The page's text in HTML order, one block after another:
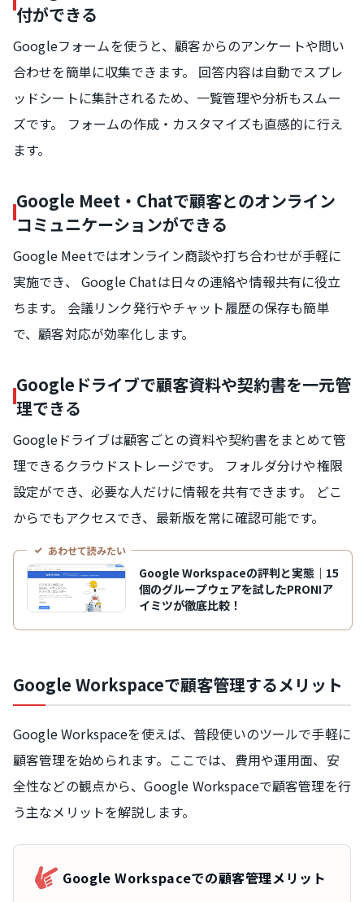
付ができる
Googleフォームを使うと、顧客からのアンケートや問い
合わせを簡単に収集できます。 回答内容は自動でスプレ
ッドシートに集計されるため、一覧管理や分析もスムー
ズです。 フォームの作成・カスタマイズも直感的に行え
ます。
Google Meet・Chatで顧客とのオンライン
コミュニケーションができる
Google Meetではオンライン商談や打ち合わせが手軽に
実施でき、 Google Chatは日々の連絡や情報共有に役立
ちます。 会議リンク発行やチャット履歴の保存も簡単
で、顧客対応が効率化します。
Googleドライブで顧客資料や契約書を一元管
理できる
Googleドライブは顧客ごとの資料や契約書をまとめて管
理できるクラウドストレージです。 フォルダ分けや権限
設定ができ、必要な人だけに情報を共有できます。 どこ
からでもアクセスでき、最新版を常に確認可能です。
あわせて読みたい
Google Workspaceの評判と実態｜15
個のグループウェアを試したPRONIア
イミツが徹底比較！
Google Workspaceで顧客管理するメリット
Google Workspaceを使えば、普段使いのツールで手軽に
顧客管理を始められます。ここでは、費用や運用面、安
全性などの観点から、Google Workspaceで顧客管理を行
う主なメリットを解説します。
Google Workspaceでの顧客管理メリット